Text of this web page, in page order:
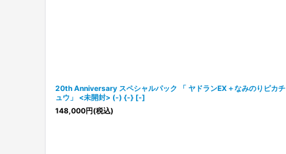
20th Anniversary スペシャルパック 「 ヤドランEX＋なみのりピカチ
ュウ」 <未開封> (-) {-} [-]
148,000円(税込)